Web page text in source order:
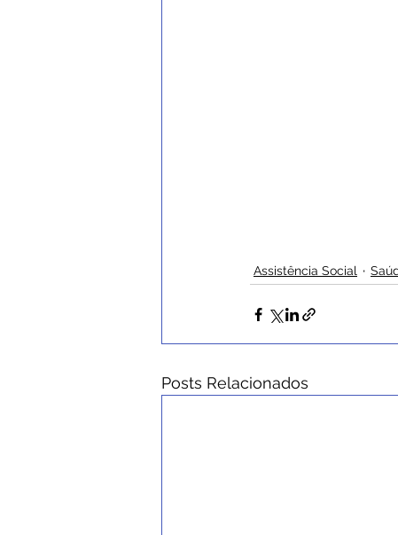
Assistência Social
Posts Relacionados